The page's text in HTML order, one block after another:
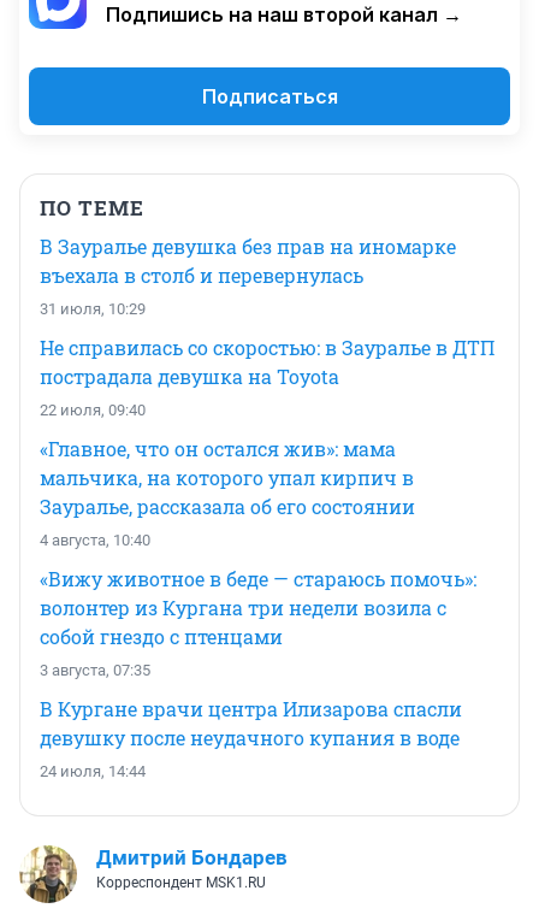
Подпишись на наш второй канал →
Подписаться
ПО ТЕМЕ
В Зауралье девушка без прав на иномарке
въехала в столб и перевернулась
31 июля, 10:29
Не справилась со скоростью: в Зауралье в ДТП
пострадала девушка на Toyota
22 июля, 09:40
«Главное, что он остался жив»: мама
мальчика, на которого упал кирпич в
Зауралье, рассказала об его состоянии
4 августа, 10:40
«Вижу животное в беде — стараюсь помочь»:
волонтер из Кургана три недели возила с
собой гнездо с птенцами
3 августа, 07:35
В Кургане врачи центра Илизарова спасли
девушку после неудачного купания в воде
24 июля, 14:44
Дмитрий Бондарев
Корреспондент MSK1.RU